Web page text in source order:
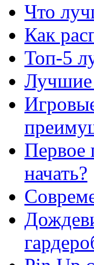
Что
Как
Топ-5
Лучшие
Первое
начать?